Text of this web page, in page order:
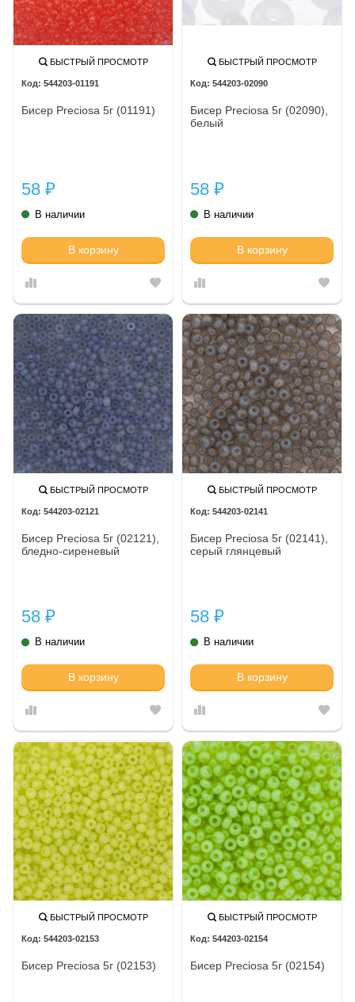
БЫСТРЫЙ ПРОСМОТР
544203-01191
Бисер Preciosa 5г (01191)
58 ₽
В наличии
В корзину
БЫСТРЫЙ ПРОСМОТР
544203-02090
Бисер Preciosa 5г (02090),
белый
58 ₽
В наличии
В корзину
БЫСТРЫЙ ПРОСМОТР
544203-02121
Бисер Preciosa 5г (02121),
бледно-сиреневый
58 ₽
В наличии
В корзину
БЫСТРЫЙ ПРОСМОТР
544203-02141
Бисер Preciosa 5г (02141),
серый глянцевый
58 ₽
В наличии
В корзину
БЫСТРЫЙ ПРОСМОТР
544203-02153
Бисер Preciosa 5г (02153)
БЫСТРЫЙ ПРОСМОТР
544203-02154
Бисер Preciosa 5г (02154)